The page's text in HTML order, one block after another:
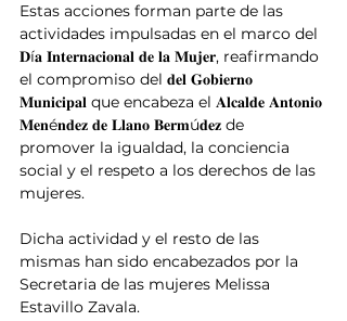
Estas acciones forman parte de las
actividades impulsadas en el marco del
𝐃í𝐚 𝐈𝐧𝐭𝐞𝐫𝐧𝐚𝐜𝐢𝐨𝐧𝐚𝐥 𝐝𝐞 𝐥𝐚 𝐌𝐮𝐣𝐞𝐫, reafirmando
el compromiso del 𝐝𝐞𝐥 𝐆𝐨𝐛𝐢𝐞𝐫𝐧𝐨
𝐌𝐮𝐧𝐢𝐜𝐢𝐩𝐚𝐥 que encabeza el 𝐀𝐥𝐜𝐚𝐥𝐝𝐞 𝐀𝐧𝐭𝐨𝐧𝐢𝐨
𝐌𝐞𝐧é𝐧𝐝𝐞𝐳 𝐝𝐞 𝐋𝐥𝐚𝐧𝐨 𝐁𝐞𝐫𝐦ú𝐝𝐞𝐳 de
promover la igualdad, la conciencia
social y el respeto a los derechos de las
mujeres.
Dicha actividad y el resto de las
mismas han sido encabezados por la
Secretaria de las mujeres Melissa
Estavillo Zavala.